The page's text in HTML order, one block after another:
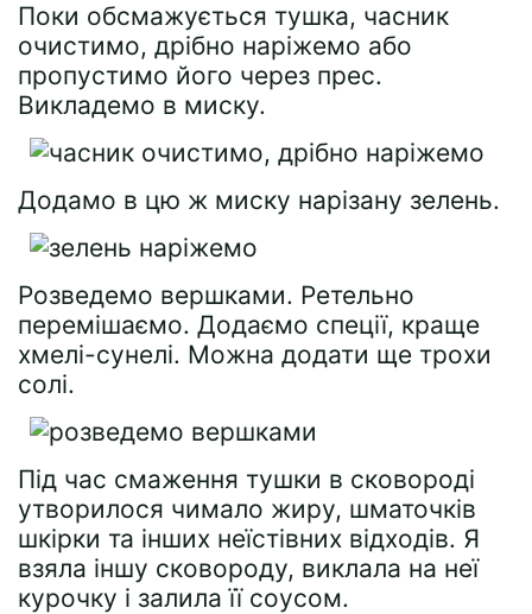
Поки обсмажується тушка, часник
очистимо, дрібно наріжемо або
пропустимо його через прес.
Викладемо в миску.
Додамо в цю ж миску нарізану зелень.
Розведемо вершками. Ретельно
перемішаємо. Додаємо спеції, краще
хмелі-сунелі. Можна додати ще трохи
солі.
Під час смаження тушки в сковороді
утворилося чимало жиру, шматочків
шкірки та інших неїстівних відходів. Я
взяла іншу сковороду, виклала на неї
курочку і залила її соусом.